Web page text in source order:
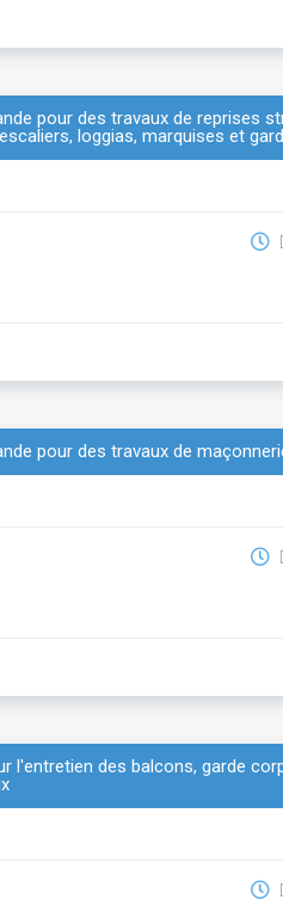
pour des travaux de reprises
loggias, marquises et
pour des travaux de
l'entretien des balcons, garde